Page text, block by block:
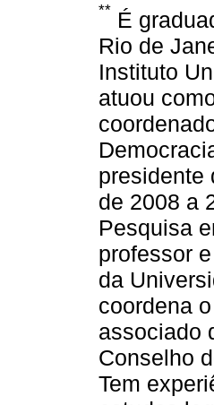
** É
Rio de
Instituto
atuou
presidente
de 2008 a
Pesquisa
professor
da
coordena
associado
Conselho
Tem